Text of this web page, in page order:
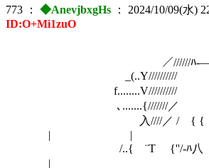
773 ： ◆AnevjbxgHs ： 2024/10/09(水)
ID:O+Mi1zuO
／//////ﾊ-
_(..Y//////////
､.......{///////／
ゝ入////／ / { {
|￣￣￣￣￣￣￣|
/..{ ¨T {''/-ﾊ八
| とは言え、